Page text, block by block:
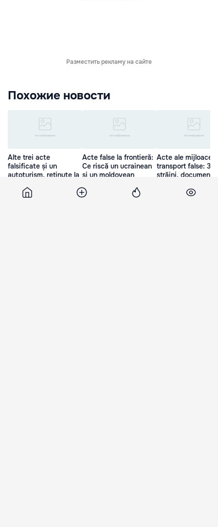
Разместить рекламу на сайте
Похожие новости
Alte trei acte
falsificate și un
autoturism, reținute la
27 Мар. 14:40
Acte false la frontieră:
Ce riscă un ucrainean
și un moldovean
26 Мар. 11:34
Acte ale
transport false: 3
străini,
20 Мар. 14:06